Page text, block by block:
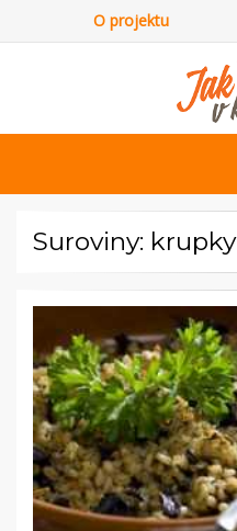
O projektu
Suroviny: krupky